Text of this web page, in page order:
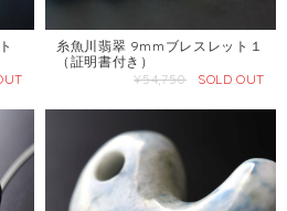
糸魚川翡翠 9mmブレスレット１
（証明書付き）
¥54,750
SOLD OUT